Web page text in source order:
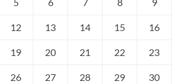
5 6 7 8 9
12 13 14 15 16
19 20 21 22 23
26 27 28 29 30